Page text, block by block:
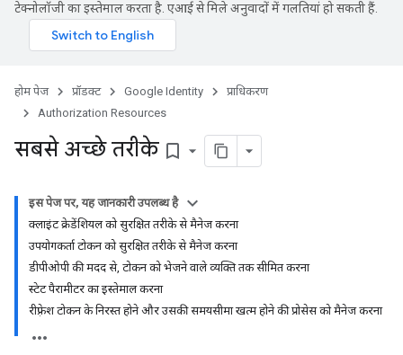
टेक्नोलॉजी का इस्तेमाल करता है. एआई से मिले अनुवादों में गलतियां हो सकती हैं.
होम पेज प्रॉडक्ट Google Identity
प्राधिकरण
Authorization Resources
सबसे अच्छे तरीके bookmark_border
इस पेज पर, यह जानकारी उपलब्ध है
क्लाइंट क्रेडेंशियल को सुरक्षित तरीके से मैनेज करना
उपयोगकर्ता टोकन को सुरक्षित तरीके से मैनेज करना
डीपीओपी की मदद से, टोकन को भेजने वाले व्यक्ति तक सीमित करना
स्टेट पैरामीटर का इस्तेमाल करना
रीफ़्रेश टोकन के निरस्त होने और उसकी समयसीमा खत्म होने की प्रोसेस को मैनेज करना